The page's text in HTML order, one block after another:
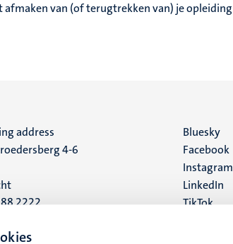
afmaken van (of terugtrekken van) je opleiding
address
4-6
2222
address
Social
media
Bluesky
Facebook
Instagram
LinkedIn
TikTok